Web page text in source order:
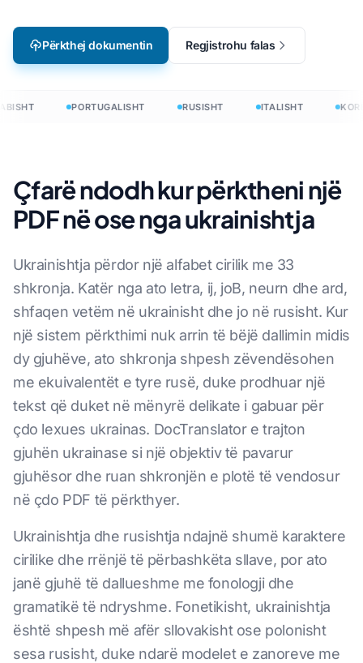
Përkthej dokumentin Regjistrohu falas
PORTUGALISHT RUSISHT ITALISHT
Çfarë ndodh kur përktheni një
PDF në ose nga ukrainishtja
Ukrainishtja përdor një alfabet cirilik me 33
shkronja. Katër nga ato letra, ij, joB, neurn dhe ard,
shfaqen vetëm në ukrainisht dhe jo në rusisht. Kur
një sistem përkthimi nuk arrin të bëjë dallimin midis
dy gjuhëve, ato shkronja shpesh zëvendësohen
me ekuivalentët e tyre rusë, duke prodhuar një
tekst që duket në mënyrë delikate i gabuar për
çdo lexues ukrainas. DocTranslator e trajton
gjuhën ukrainase si një objektiv të pavarur
gjuhësor dhe ruan shkronjën e plotë të vendosur
në çdo PDF të përkthyer.
Ukrainishtja dhe rusishtja ndajnë shumë karaktere
cirilike dhe rrënjë të përbashkëta sllave, por ato
janë gjuhë të dallueshme me fonologji dhe
gramatikë të ndryshme. Fonetikisht, ukrainishtja
është shpesh më afër sllovakisht ose polonisht
sesa rusisht, duke ndarë modelet e zanoreve me